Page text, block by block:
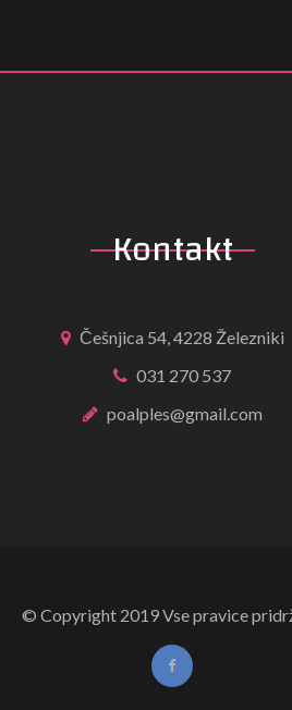
Kontakt
Češnjica 54, 4228 Železniki
031 270 537
poalples@gmail.com
© Copyright 2019 Vse pravice